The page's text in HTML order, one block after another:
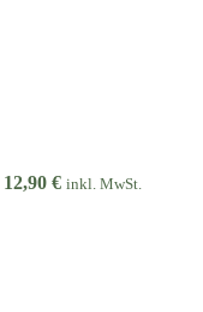
12,90 € inkl. MwSt.